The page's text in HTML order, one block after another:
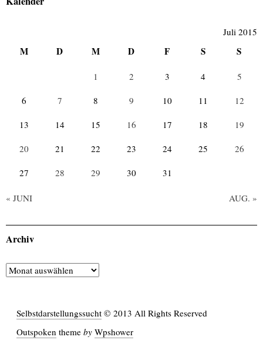
Juli 2015
M D M D F S S
« JUNI AUG. »
1 2 3 4 5
6 7 8 9 10 11 12
13 14 15 16 17 18 19
20 21 22 23 24 25 26
27 28 29 30 31
Archiv
Archiv
Selbstdarstellungssucht© 2013 All Rights Reserved
Outspoken theme by Wpshower